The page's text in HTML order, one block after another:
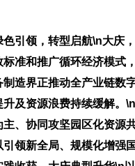
色引领，转型启航\n大庆
标准和推广循环经济模式
制造界正推动全产业链数
升及资源浪费持续缓解。
主、协同攻坚园区化资源
引领新全局、规模化增强